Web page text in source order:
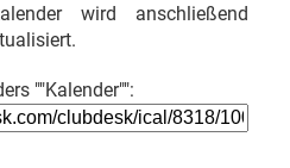
wird anschließend
""Kalender"":